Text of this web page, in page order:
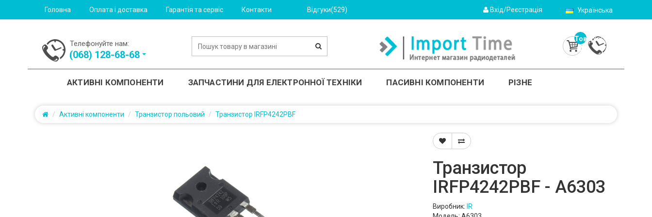
Головна Оплата і доставка Гарантія та сервіс Контакти Відгуки(529) Українська
Вхід/Реєстрація
Телефонуйте нам:
(‎068) 128-68-68
Товарів:
0
(0.0грн.)
АКТИВНІ КОМПОНЕНТИ ЗАПЧАСТИНИ ДЛЯ ЕЛЕКТРОННОЇ ТЕХНІКИ ПАСИВНІ КОМПОНЕНТИ РІЗНЕ
Активні компоненти Транзистор польовий Транзистор IRFP4242PBF
Транзистор
IRFP4242PBF - A6303
Виробник: IR